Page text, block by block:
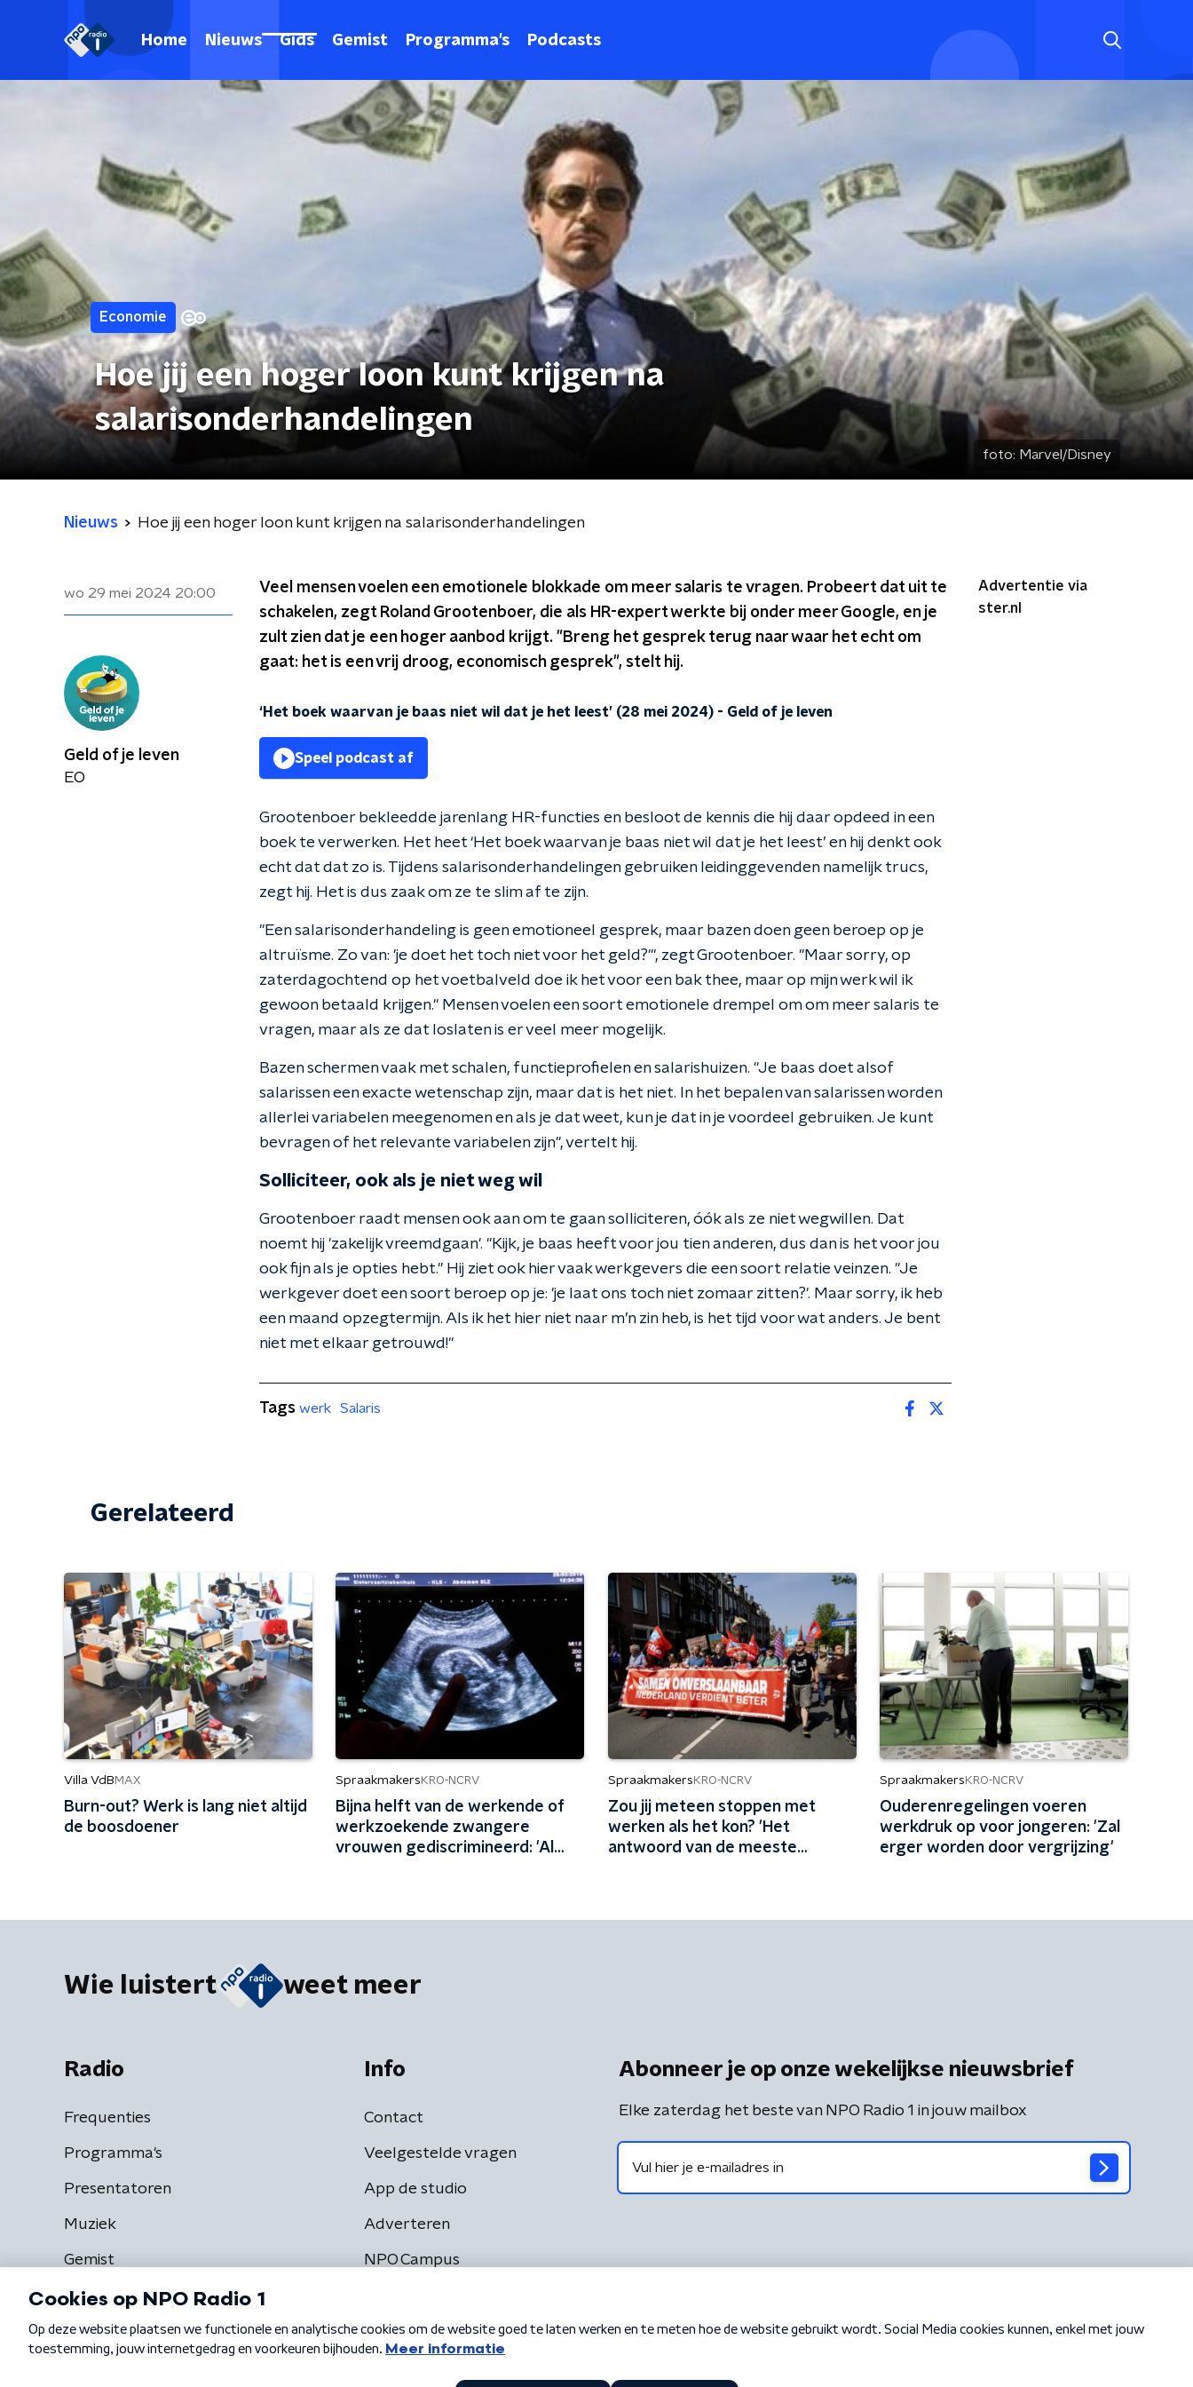
Home Nieuws Gids Gemist Programma's Podcasts
Economie
Hoe jij een hoger loon kunt krijgen na
salarisonderhandelingen
foto: Marvel/Disney
Nieuws Hoe jij een hoger loon kunt krijgen na salarisonderhandelingen
wo 29 mei 2024 20:00
Veel mensen voelen een emotionele blokkade om meer salaris te vragen. Probeert dat uit te
schakelen, zegt Roland Grootenboer, die als HR-expert werkte bij onder meer Google, en je
zult zien dat je een hoger aanbod krijgt. "Breng het gesprek terug naar waar het echt om
gaat: het is een vrij droog, economisch gesprek", stelt hij.
‘Het boek waarvan je baas niet wil dat je het leest’ (28 mei 2024) - Geld of je leven
Speel podcast af
Grootenboer bekleedde jarenlang HR-functies en besloot de kennis die hij daar opdeed in een
boek te verwerken. Het heet ‘Het boek waarvan je baas niet wil dat je het leest’ en hij denkt ook
echt dat dat zo is. Tijdens salarisonderhandelingen gebruiken leidinggevenden namelijk trucs,
zegt hij. Het is dus zaak om ze te slim af te zijn.
"Een salarisonderhandeling is geen emotioneel gesprek, maar bazen doen geen beroep op je
altruïsme. Zo van: 'je doet het toch niet voor het geld?'", zegt Grootenboer. "Maar sorry, op
zaterdagochtend op het voetbalveld doe ik het voor een bak thee, maar op mijn werk wil ik
gewoon betaald krijgen." Mensen voelen een soort emotionele drempel om om meer salaris te
vragen, maar als ze dat loslaten is er veel meer mogelijk.
Bazen schermen vaak met schalen, functieprofielen en salarishuizen. "Je baas doet alsof
salarissen een exacte wetenschap zijn, maar dat is het niet. In het bepalen van salarissen worden
allerlei variabelen meegenomen en als je dat weet, kun je dat in je voordeel gebruiken. Je kunt
bevragen of het relevante variabelen zijn", vertelt hij.
Solliciteer, ook als je niet weg wil
Grootenboer raadt mensen ook aan om te gaan solliciteren, óók als ze niet wegwillen. Dat
noemt hij 'zakelijk vreemdgaan'. "Kijk, je baas heeft voor jou tien anderen, dus dan is het voor jou
ook fijn als je opties hebt." Hij ziet ook hier vaak werkgevers die een soort relatie veinzen. "Je
werkgever doet een soort beroep op je: 'je laat ons toch niet zomaar zitten?'. Maar sorry, ik heb
een maand opzegtermijn. Als ik het hier niet naar m’n zin heb, is het tijd voor wat anders. Je bent
niet met elkaar getrouwd!"
Advertentie via
ster.nl
Geld of je leven
EO
Tags werk Salaris
Gerelateerd
Villa VdB MAX
Burn-out? Werk is lang niet altijd
de boosdoener
Spraakmakers KRO-NCRV
Bijna helft van de werkende of
werkzoekende zwangere
vrouwen gediscrimineerd: 'Al
Spraakmakers KRO-NCRV
Zou jij meteen stoppen met
werken als het kon? 'Het
antwoord van de meeste
Spraakmakers KRO-NCRV
Ouderenregelingen voeren
werkdruk op voor jongeren: 'Zal
erger worden door vergrijzing'
Wie luistert weet meer
Radio
Frequenties
Programma's
Presentatoren
Muziek
Gemist
Info
Contact
Veelgestelde vragen
App de studio
Adverteren
NPO Campus
Abonneer je op onze wekelijkse nieuwsbrief
Elke zaterdag het beste van NPO Radio 1 in jouw mailbox
Algemene voorwaarden Privacybeleid